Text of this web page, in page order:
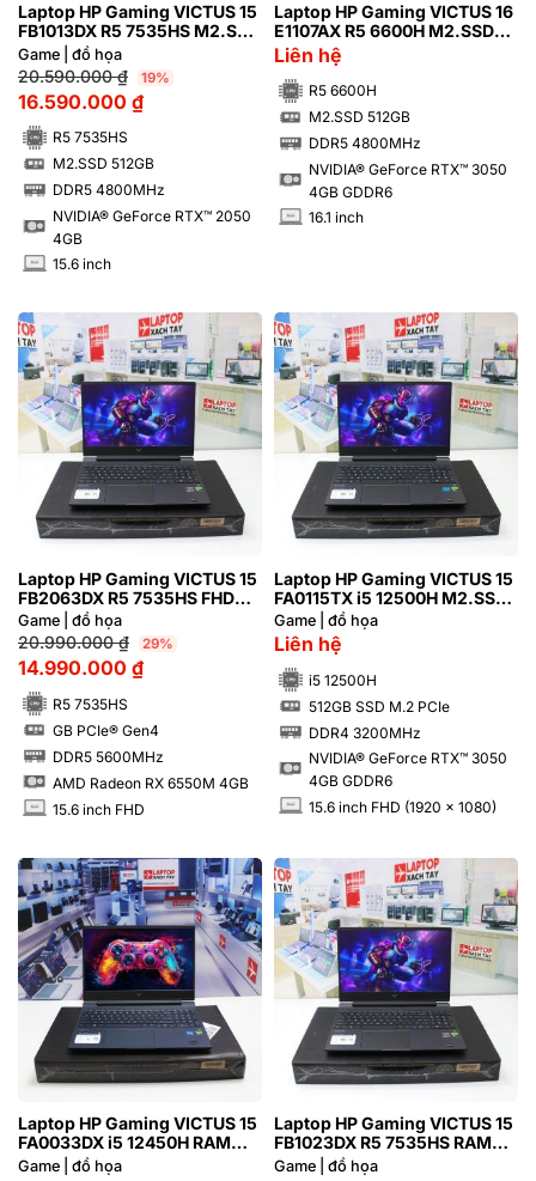
Laptop HP Gaming VICTUS 15
FB1013DX R5 7535HS M2.SSD
512GB FHD NVIDIA® GeForce
RTX™ 2050 4GB
Game | đồ họa
20.590.000₫ 19%
16.590.000 ₫
R5 7535HS
SSD M2.SSD 512GB
DDR5 4800MHz
NVIDIA® GeForce RTX™ 2050
4GB
INCH 15.6 inch
Laptop HP Gaming VICTUS 16
E1107AX R5 6600H M2.SSD
512GB NVIDIA® RTX™ 3050
4GB
Liên hệ
R5 6600H
SSD M2.SSD 512GB
DDR5 4800MHz
NVIDIA® GeForce RTX™ 3050
4GB GDDR6
INCH 16.1 inch
Laptop HP Gaming VICTUS 15
FB2063DX R5 7535HS FHD
AMD Radeon™ RX 6550M 4GB
Game | đồ họa
20.990.000₫ 29%
14.990.000 ₫
R5 7535HS
SSD GB PCIe® Gen4
DDR5 5600MHz
AMD Radeon RX 6550M 4GB
INCH 15.6 inch FHD
Laptop HP Gaming VICTUS 15
FA0115TX i5 12500H M2.SSD
512GB FHD NVIDIA® GeForce
RTX™ 3050 4GB
Game | đồ họa
Liên hệ
i5 12500H
SSD 512GB SSD M.2 PCIe
DDR4 3200MHz
NVIDIA® GeForce RTX™ 3050
4GB GDDR6
INCH 15.6 inch FHD (1920 x 1080)
Laptop HP Gaming VICTUS 15
FA0033DX i5 12450H RAM
16GB M2.SSD 512GB FHD
Game | đồ họa
Laptop HP Gaming VICTUS 15
FB1023DX R5 7535HS RAM
16GB FHD NVIDIA® GeForce
Game | đồ họa